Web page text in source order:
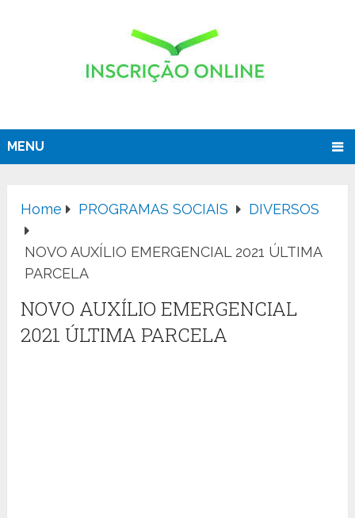
MENU
Home PROGRAMAS SOCIAIS DIVERSOS
NOVO AUXÍLIO EMERGENCIAL 2021 ÚLTIMA
PARCELA
NOVO AUXÍLIO EMERGENCIAL
2021 ÚLTIMA PARCELA